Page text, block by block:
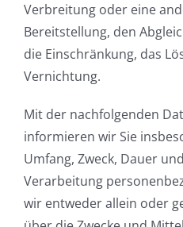
Verbreitung oder eine
Bereitstellung, den
die Einschränkung, das
Vernichtung.
Mit der nachfolgenden
informieren wir Sie
Umfang, Zweck, Dauer
Verarbeitung
wir entweder allein oder